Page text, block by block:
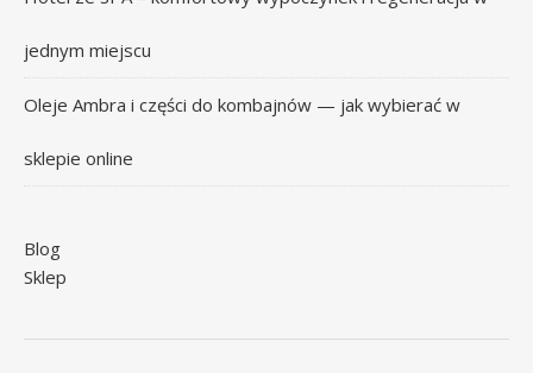
jednym miejscu
Oleje Ambra i części do kombajnów — jak wybierać w
sklepie online
Blog
Sklep